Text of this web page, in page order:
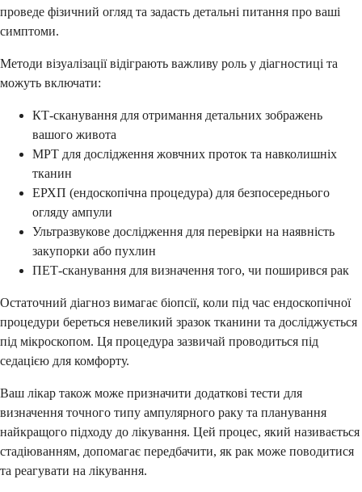
проведе фізичний огляд та задасть детальні питання про ваші
симптоми.
Методи візуалізації відіграють важливу роль у діагностиці та
можуть включати:
КТ-сканування для отримання детальних зображень
вашого живота
МРТ для дослідження жовчних проток та навколишніх
тканин
ЕРХП (ендоскопічна процедура) для безпосереднього
огляду ампули
Ультразвукове дослідження для перевірки на наявність
закупорки або пухлин
ПЕТ-сканування для визначення того, чи поширився рак
Остаточний діагноз вимагає біопсії, коли під час ендоскопічної
процедури береться невеликий зразок тканини та досліджується
під мікроскопом. Ця процедура зазвичай проводиться під
седацією для комфорту.
Ваш лікар також може призначити додаткові тести для
визначення точного типу ампулярного раку та планування
найкращого підходу до лікування. Цей процес, який називається
стадіюванням, допомагає передбачити, як рак може поводитися
та реагувати на лікування.